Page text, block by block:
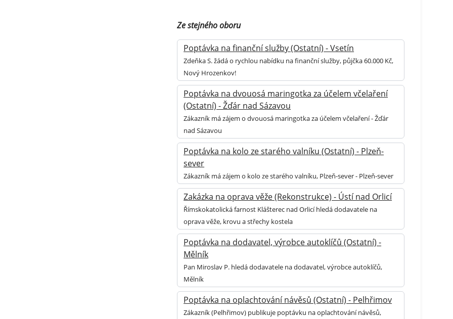
Ze stejného oboru
Poptávka na finanční služby (Ostatní) - Vsetín
Zdeňka S. žádá o rychlou nabídku na finanční služby, půjčka 60.000 Kč,
Nový Hrozenkov!
Poptávka na dvouosá maringotka za účelem včelaření
(Ostatní) - Žďár nad Sázavou
Zákazník má zájem o dvouosá maringotka za účelem včelaření - Žďár
nad Sázavou
Poptávka na kolo ze starého valníku (Ostatní) - Plzeň-
sever
Zákazník má zájem o kolo ze starého valníku, Plzeň-sever - Plzeň-sever
Zakázka na oprava věže (Rekonstrukce) - Ústí nad Orlicí
Římskokatolická farnost Klášterec nad Orlicí hledá dodavatele na
oprava věže, krovu a střechy kostela
Poptávka na dodavatel, výrobce autoklíčů (Ostatní) -
Mělník
Pan Miroslav P. hledá dodavatele na dodavatel, výrobce autoklíčů,
Mělník
Poptávka na oplachtování návěsů (Ostatní) - Pelhřimov
Zákazník (Pelhřimov) publikuje poptávku na oplachtování návěsů,